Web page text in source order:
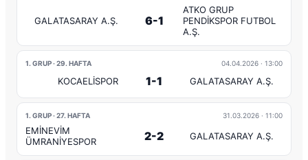
GALATASARAY A.Ş. 6-1
ATKO GRUP
PENDİKSPOR FUTBOL
A.Ş.
1. GRUP · 29. HAFTA 04.04.2026 · 13:00
KOCAELİSPOR 1-1 GALATASARAY A.Ş.
1. GRUP · 27. HAFTA 31.03.2026 · 11:00
EMİNEVİM
ÜMRANİYESPOR
2-2 GALATASARAY A.Ş.